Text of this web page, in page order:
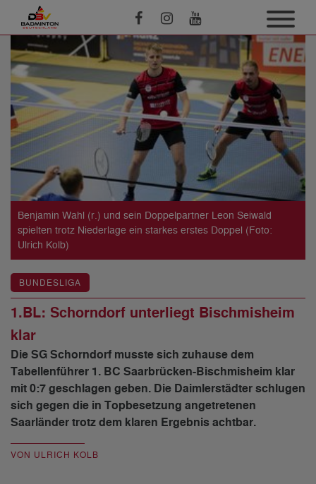
Benjamin Wahl (r.) und sein Doppelpartner Leon Seiwald
spielten trotz Niederlage ein starkes erstes Doppel (Foto:
Ulrich Kolb)
BUNDESLIGA
1.BL: Schorndorf unterliegt Bischmisheim
klar
Die SG Schorndorf musste sich zuhause dem
Tabellenführer 1. BC Saarbrücken-Bischmisheim klar
mit 0:7 geschlagen geben. Die Daimlerstädter schlugen
sich gegen die in Topbesetzung angetretenen
Saarländer trotz dem klaren Ergebnis achtbar.
VON ULRICH KOLB